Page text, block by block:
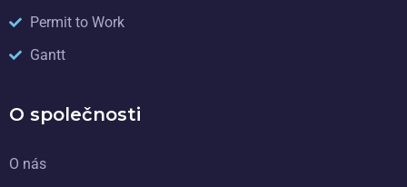
Permit to Work
Gantt
O společnosti
O nás